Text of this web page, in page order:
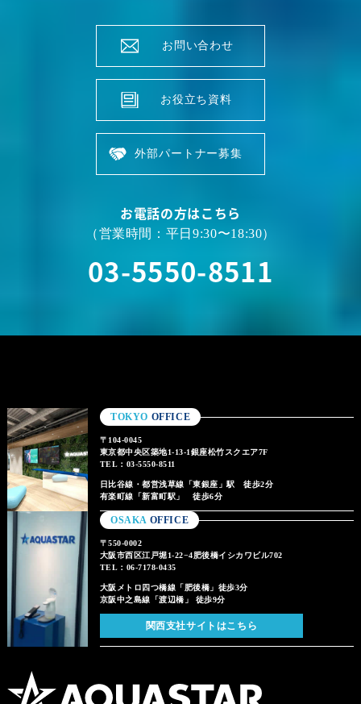
お問い合わせ
お役立ち資料
外部パートナー募集
お電話の方はこちら
（営業時間：平日9:30〜18:30）
03-5550-8511
TOKYO OFFICE
〒104-0045
東京都中央区築地1-13-1銀座松竹スクエア7F
TEL：03-5550-8511
日比谷線・都営浅草線「東銀座」駅 徒歩2分
有楽町線「新富町駅」 徒歩6分
OSAKA OFFICE
〒550-0002
大阪市西区江戸堀1-22−4肥後橋イシカワビル702
TEL：06-7178-0435
大阪メトロ四つ橋線「肥後橋」徒歩3分
京阪中之島線「渡辺橋」 徒歩9分
関西支社サイトはこちら